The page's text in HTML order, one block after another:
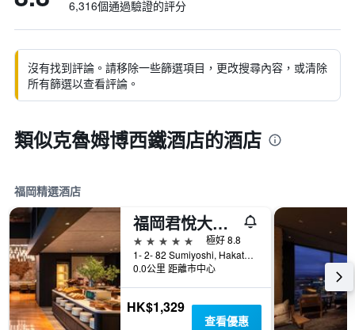
6,316個通過驗證的評分
沒有找到評論。請移除一些篩選項目，更改搜尋內容，或清除
所有篩選以查看評論。
類似克魯姆博西鐵酒店的酒店
福岡精選酒店
福岡君悅大酒店
5星級
極好 8.8
1- 2- 82 Sumiyoshi, Hakata- Ku, 福岡, 日本
0.0公里 距離市中心
HK$1,329
查看優惠